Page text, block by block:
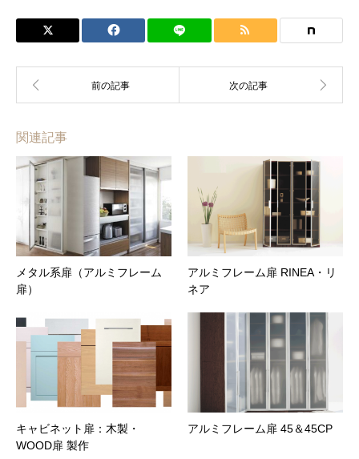
会員の方はこちらからでも見積依頼可能です。カウンターな
ど製作物は見積依頼シートや図面を添付してください。
お名前 (必須)
メールアドレス (必須)
商品名
メッセージ本文
関連記事
メタル系扉（アルミフレーム
扉）
アルミフレーム扉 RINEA・リ
ネア
キャビネット扉：木製・
WOOD扉 製作
アルミフレーム扉 45＆45CP